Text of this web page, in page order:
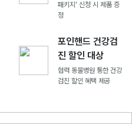
패키지' 신청 시 제품 증
정
포인핸드 건강검
진 할인 대상
협력 동물병원 통한 건강
검진 할인 혜택 제공